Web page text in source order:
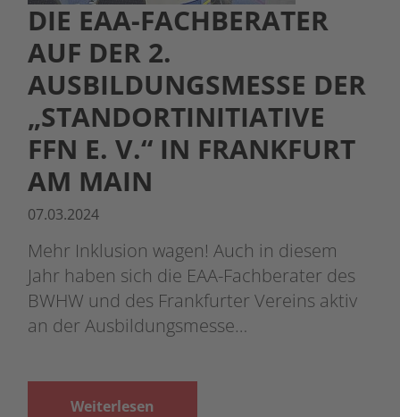
DIE EAA-FACHBERATER
AUF DER 2.
AUSBILDUNGSMESSE DER
„STANDORTINITIATIVE
FFN E. V.“ IN FRANKFURT
AM MAIN
07.03.2024
Mehr Inklusion wagen! Auch in diesem
Jahr haben sich die EAA-Fachberater des
BWHW und des Frankfurter Vereins aktiv
an der Ausbildungsmesse…
Weiterlesen